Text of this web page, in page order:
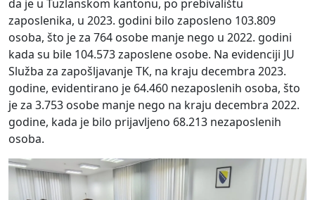
da je u Tuzlanskom kantonu, po prebivalištu
zaposlenika, u 2023. godini bilo zaposleno 103.809
osoba, što je za 764 osobe manje nego u 2022. godini
kada su bile 104.573 zaposlene osobe. Na evidenciji JU
Služba za zapošljavanje TK, na kraju decembra 2023.
godine, evidentirano je 64.460 nezaposlenih osoba, što
je za 3.753 osobe manje nego na kraju decembra 2022.
godine, kada je bilo prijavljeno 68.213 nezaposlenih
osoba.